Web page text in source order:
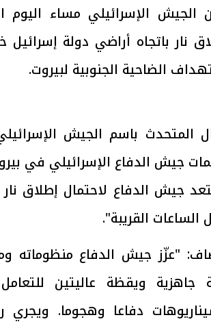
الجيش الإسرائيلي مساء اليوم
نار باتجاه أراضي دولة إسرائيل
الضاحية الجنوبية لبيروت.
المتحدث باسم الجيش
جيش الدفاع الإسرائيلي في
جيش الدفاع لاحتمال إطلاق نار
الساعات القريبة".
"عزّز جيش الدفاع منظوماته
جاهزية ويقظة عاليتين
دفاعا وهجوما. ويجري